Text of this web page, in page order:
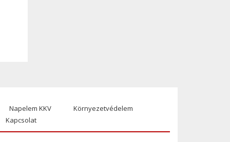
Napelem KKV
Környezetvédelem
Kapcsolat